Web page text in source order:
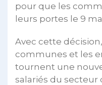
pour que les
leurs portes le 9
Avec cette
communes et les
tournent une
salariés du